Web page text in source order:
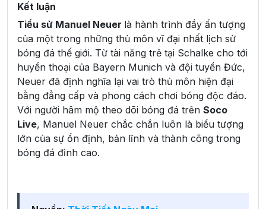
Kết luận
Tiểu sử Manuel Neuer là hành trình đầy ấn tượng
của một trong những thủ môn vĩ đại nhất lịch sử
bóng đá thế giới. Từ tài năng trẻ tại Schalke cho tới
huyền thoại của Bayern Munich và đội tuyển Đức,
Neuer đã định nghĩa lại vai trò thủ môn hiện đại
bằng đẳng cấp và phong cách chơi bóng độc đáo.
Với người hâm mộ theo dõi bóng đá trên Soco
Live, Manuel Neuer chắc chắn luôn là biểu tượng
lớn của sự ổn định, bản lĩnh và thành công trong
bóng đá đỉnh cao.